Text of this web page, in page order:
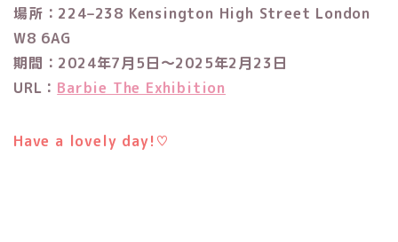
場所：224–238 Kensington High Street London
W8 6AG
期間：2024年7月5日〜2025年2月23日
URL： Barbie The Exhibition
Have a lovely day!♡